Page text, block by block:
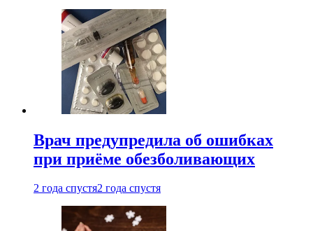
Врач предупредила об ошибках
при приëме обезболивающих
2 года спустя2 года спустя